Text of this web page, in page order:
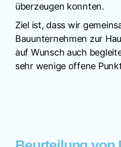
überzeugen konnten.
Ziel ist, dass wir
Bauunternehmen zur
auf Wunsch auch
sehr wenige offene